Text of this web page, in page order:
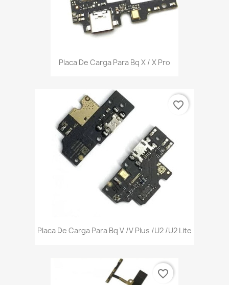
Placa De Carga Para Bq X / X Pro
Placa De Carga Para Bq V /V Plus /U2 /U2 Lite
favorite_border
favorite_border